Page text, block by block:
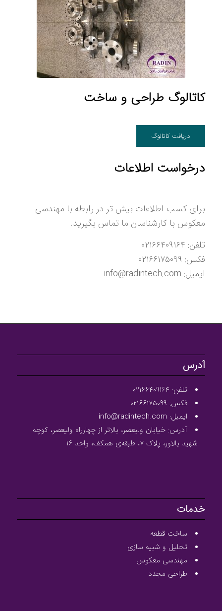
کاتالوگ طراحی و ساخت
دریافت کاتالوگ
درخواست اطلاعات
برای کسب اطلاعات بیش تر در رابطه با مهندسی
معکوس با کارشناسان ما تماس بگیرید.
تلفن: ۰۲۱۶۶۴۰۹۱۶۴
فکس: ۰۲۱۶۶۱۷۵۰۹۹
ایمیل: info@radintech.com
آدرس
تلفن: ۰۲۱۶۶۴۰۹۱۶۴
فکس: ۰۲۱۶۶۱۷۵۰۹۹
ایمیل: info@radintech.com
آدرس: خیابان ولیعصر، بالاتر از چهارراه ولیعصر، کوچه
شهید بالاور، پلاک ۷، طبقه‌ی همکف، واحد ۱۶
خدمات
ساخت قطعه
تحلیل و شبیه سازی
مهندسی معکوس
طراحی مجدد